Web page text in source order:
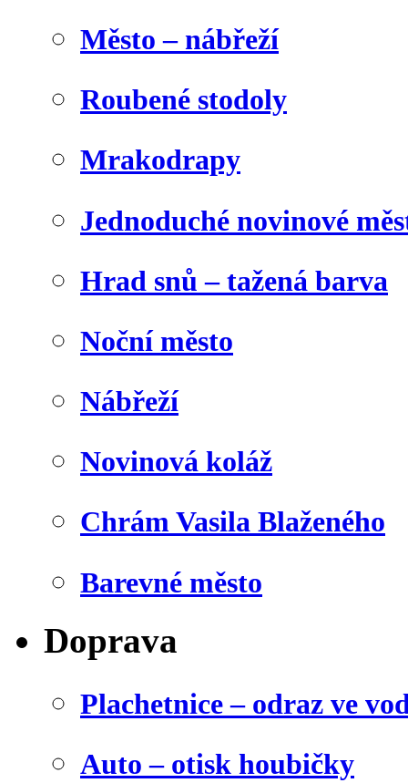
Město – nábřeží
Roubené stodoly
Mrakodrapy
Jednoduché novinové
Hrad snů – tažená barva
Noční město
Nábřeží
Novinová koláž
Chrám Vasila Blaženého
Barevné město
Doprava
Plachetnice – odraz ve
Auto – otisk houbičky